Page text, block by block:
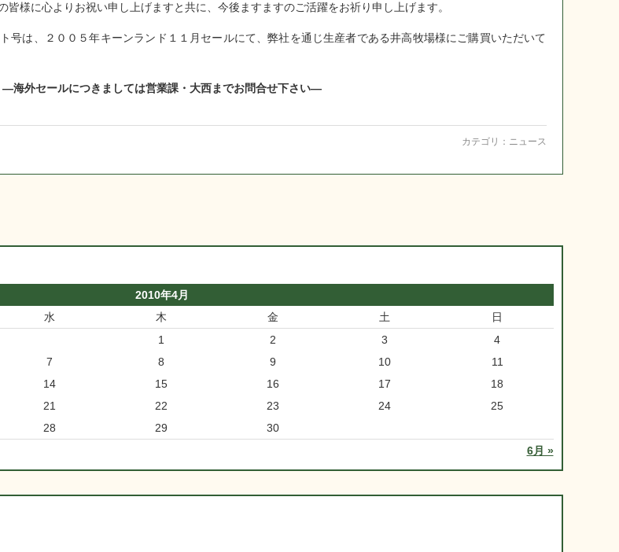
皆様に心よりお祝い申し上げますと共に、今後ますますのご活躍をお祈り申し上げます。
号は、２００５年キーンランド１１月セールにて、弊社を通じ生産者である井高牧場様にご購買いただいて
―海外セールにつきましては営業課・大西までお問合せ下さい―
カテゴリ： ニュース
2010年4月
水 木 金 土 日
6月 »
1 2 3
4
7 8 9 10
11
14 15 16 17
18
21 22 23 24
25
28 29 30